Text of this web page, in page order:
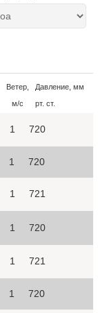
Ветер,
м/с
Давление, мм
рт. ст.
1 720
1 720
1 721
1 720
1 721
1 720